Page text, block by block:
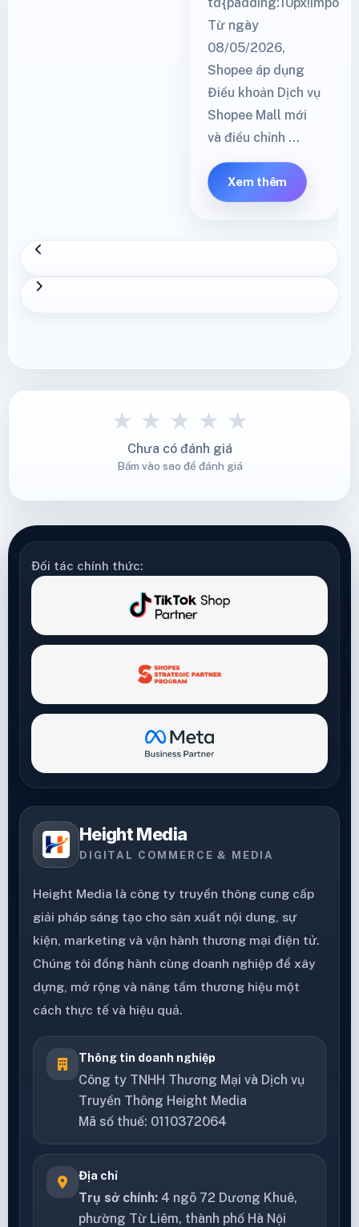
Từ ngày
08/05/2026,
Shopee áp dụng
Điều khoản Dịch vụ
Shopee Mall mới
và điều chỉnh …
Xem thêm
★ ★ ★ ★ ★
Chưa có đánh giá
Bấm vào sao để đánh giá
Đối tác chính thức:
Height Media
DIGITAL COMMERCE & MEDIA
Height Media là công ty truyền thông cung cấp
giải pháp sáng tạo cho sản xuất nội dung, sự
kiện, marketing và vận hành thương mại điện tử.
Chúng tôi đồng hành cùng doanh nghiệp để xây
dựng, mở rộng và nâng tầm thương hiệu một
cách thực tế và hiệu quả.
Thông tin doanh nghiệp
Công ty TNHH Thương Mại và Dịch vụ
Truyền Thông Height Media
Mã số thuế: 0110372064
Địa chỉ
Trụ sở chính: 4 ngõ 72 Dương Khuê,
phường Từ Liêm, thành phố Hà Nội